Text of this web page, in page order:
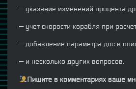
— указание изменений процента
— учет скорости корабля при
— добавление параметра дпс в
— и несколько других вопросов.
Пишите в комментариях ваше